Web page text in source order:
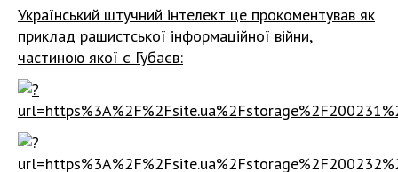
Український штучний інтелект це прокоментував як
приклад рашистської інформаційної війни,
частиною якої є Губаєв: